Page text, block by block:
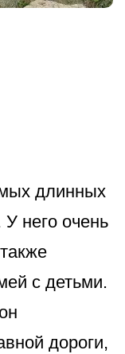
длинных
него очень
с детьми.
дороги,